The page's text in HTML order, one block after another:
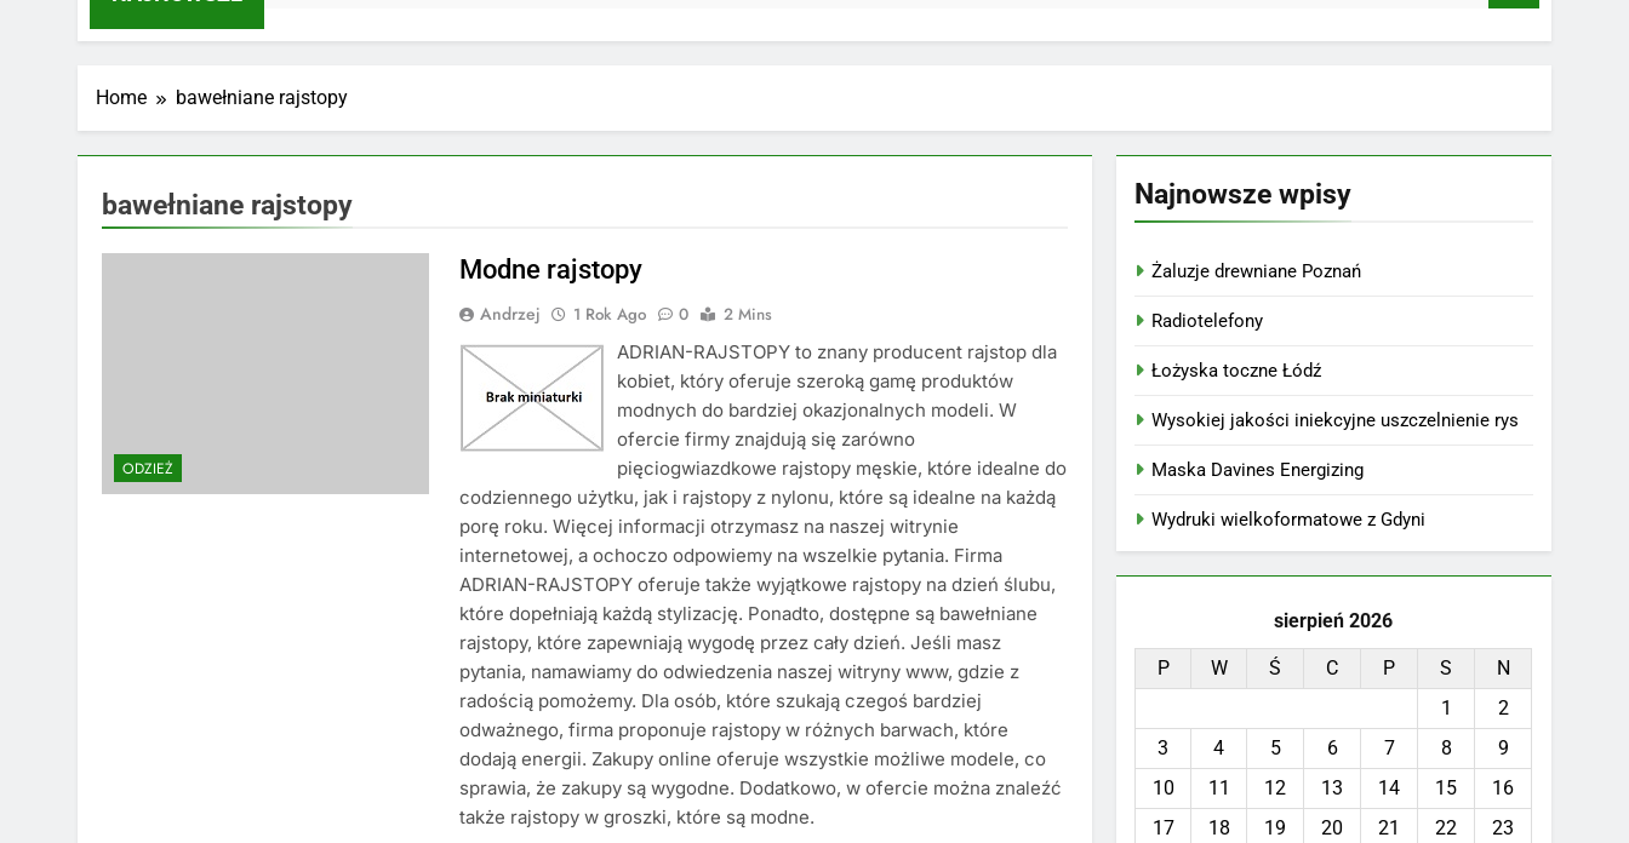
Home bawełniane rajstopy
bawełniane rajstopy
ODZIEŻ
Modne rajstopy
Andrzej 1 Rok Ago 0
2 Mins
ADRIAN-RAJSTOPY to znany producent rajstop dla
kobiet, który oferuje szeroką gamę produktów
modnych do bardziej okazjonalnych modeli. W
ofercie firmy znajdują się zarówno
pięciogwiazdkowe rajstopy męskie, które idealne do
codziennego użytku, jak i rajstopy z nylonu, które są idealne na każdą
porę roku. Więcej informacji otrzymasz na naszej witrynie
internetowej, a ochoczo odpowiemy na wszelkie pytania. Firma
ADRIAN-RAJSTOPY oferuje także wyjątkowe rajstopy na dzień ślubu,
które dopełniają każdą stylizację. Ponadto, dostępne są bawełniane
rajstopy, które zapewniają wygodę przez cały dzień. Jeśli masz
pytania, namawiamy do odwiedzenia naszej witryny www, gdzie z
radością pomożemy. Dla osób, które szukają czegoś bardziej
odważnego, firma proponuje rajstopy w różnych barwach, które
dodają energii. Zakupy online oferuje wszystkie możliwe modele, co
sprawia, że zakupy są wygodne. Dodatkowo, w ofercie można znaleźć
także rajstopy w groszki, które są modne.
Najnowsze wpisy
Żaluzje drewniane Poznań
Radiotelefony
Łożyska toczne Łódź
Wysokiej jakości iniekcyjne uszczelnienie rys
Maska Davines Energizing
Wydruki wielkoformatowe z Gdyni
sierpień 2026
P W Ś C P S
N
1
2
3
4 5 6 7 8
9
10
11 12 13 14 15
16
17
18 19 20 21 22
23